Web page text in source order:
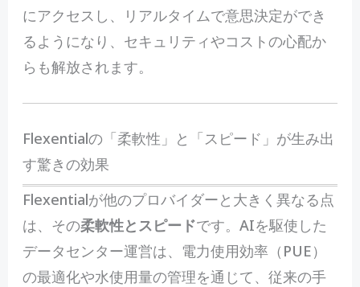
にアクセスし、リアルタイムで意思決定ができ
るようになり、セキュリティやコストの心配か
らも解放されます。
Flexentialの「柔軟性」と「スピード」が生み出
す驚きの効果
Flexentialが他のプロバイダーと大きく異なる点
は、その柔軟性とスピードです。AIを駆使した
データセンター運営は、電力使用効率（PUE）
の最適化や水使用量の管理を通じて、従来の手